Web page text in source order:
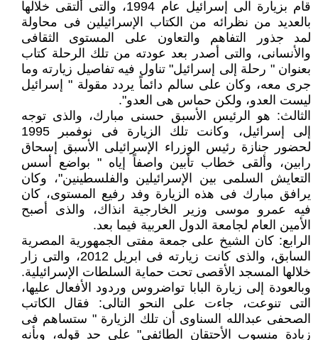
قام بزيارة الى إسرائيل عام 1994، والتى ألتقى خلالها
بالعديد من نظرائه من الكتاب الإسرائيلين فى محاولة
لمد جذور التفاهم والتعاون على المستوى الثقافى
والأنسانى، والتى أصدر بعد عودته من تلك الرحلة كتاب
بعنوان " رحلة إلى إسرائيل" تناول فيه تفاصيل زيارته وما
جرى معه، وكان على سالم دائماً يردد مقولة " إسرائيل
ليست العدو، ولكن حماس هى العدو".
الثالث: هو الرئيس الأسبق حسنى مبارك، والذى توجه
إلى إسرائيل، وكانت تلك الزيارة فى نوفمبر 1995
لحضور جنازة رئيس الوزراء الإسرائيلى الأسبق إسحاق
رابين، وألقى خطاب تأبين واصفاً إياه " بواضع أسس
التعايش السلمى بين الإسرائيلين والفلسطينين"، وكان
يرافق مبارك فى هذه الزيارة وفد رفيع المستوى، كان
فيه عمرو موسى وزير الخارجية انذاك، والذى أصبح
الأمين العام لجامعة الدول العربية فيما بعد.
الرابع: كان الشيخ على جمعة مفتى الجمهورية المصرية
السابق، والذى كانت زيارته فى ابريل 2012، والتى زار
خلالها المسجد الأقصى تحت حماية السلطات الإسرائيلية.
وبالعودة إلى زيارة البابا تواضروس وردود الأفعال عليها،
التى تنوعت، جاءت على النحو التالى: فقال الكاتب
الصحفى عبدالله السناوى أن تلك الزيارة " ستساهم فى
زيادة منسوب الأحتقان الطائفى" على حد قوله، وبأنه